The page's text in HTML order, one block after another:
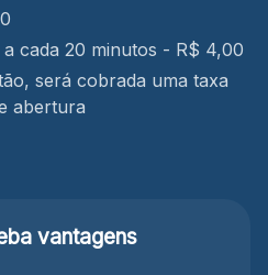
cada 20 minutos - R$ 4,00
será cobrada uma taxa
abertura
vantagens